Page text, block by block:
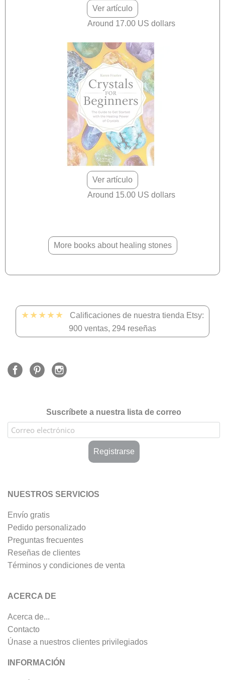
Ver artículo
Around 17.00 US dollars
Ver artículo
Around 15.00 US dollars
More books about healing stones
★★★★★
Calificaciones de nuestra tienda Etsy:
900 ventas, 294 reseñas
Suscríbete a nuestra lista de correo
NUESTROS SERVICIOS
Envío gratis
Pedido personalizado
Preguntas frecuentes
Reseñas de clientes
Términos y condiciones de venta
ACERCA DE
Acerca de...
Contacto
Únase a nuestros clientes privilegiados
INFORMACIÓN